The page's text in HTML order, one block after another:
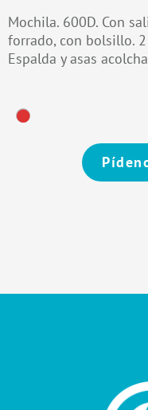
Mochila. 600D. Con
forrado, con bolsillo.
Espalda y asas